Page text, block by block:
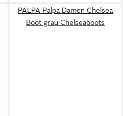
PALPA Palpa Damen Chelsea
Boot grau Chelseaboots